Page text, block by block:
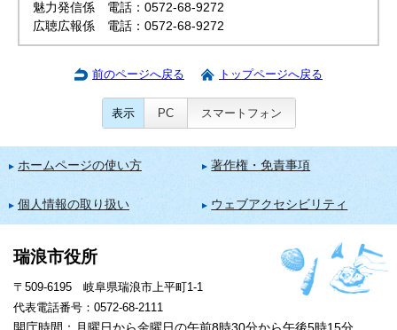
魅力発信係 電話：0572-68-9272
広聴広報係 電話：0572-68-9272
前のページへ戻る トップページへ戻る
表示 PC スマートフォン
ホームページの使い方 著作権・免責事項
個人情報の取り扱い ウェブアクセシビリティ
瑞浪市役所
〒509-6195 岐阜県瑞浪市上平町1-1
代表電話番号：0572-68-2111